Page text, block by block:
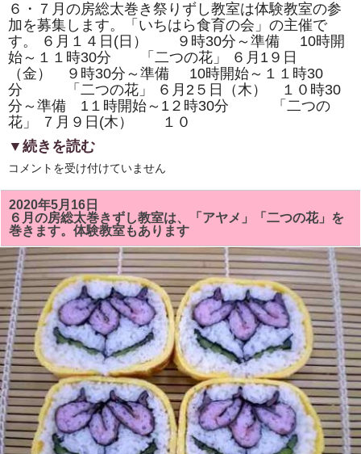
６・７月の房総太巻き祭りずし教室は体験教室の参
加を募集します。「いちはら食育の会」の主催で
す。 ６月１４日(日） ９時30分～準備 10時開
始～１１時30分 「二つの花」 ６月1９日
（金） ９時30分～準備 10時開始～１１時30
分 「二つの花」 ６月2５日（木） １０時30
分～準備 1１時開始～1２時30分 「二つの
花」 ７月９日(木） １０
▼続きを読む
6・
月
の
房
総
太
巻
き
祭
り
教
室
は
「い
ち
は
ら
食
育
の
会」
主
催
の
体
コメントを受け付けていません
2020年5月16日
６月の房総太巻きずし教室は、「アヤメ」「二つの花」を
巻きます。体験教室もあります